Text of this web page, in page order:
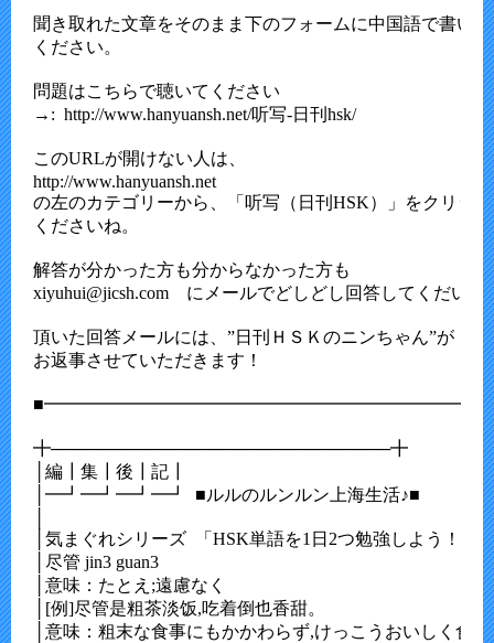
聞き取れた文章をそのまま下のフォームに中国語で書い
ください。
問題はこちらで聴いてください
→:  http://www.hanyuansh.net/听写-日刊hsk/
このURLが開けない人は、
http://www.hanyuansh.net
の左のカテゴリーから、「听写（日刊HSK）」をクリッ
くださいね。
解答が分かった方も分からなかった方も
xiyuhui@jicsh.com　にメールでどしどし回答してくだいさ
頂いた回答メールには、”日刊ＨＳＫのニンちゃん”が
お返事させていただきます！
╋────────────────────────────╋
│編┃集┃後┃記┃
│━┛━┛━┛━┛  ■ルルのルンルン上海生活♪■
│気まぐれシリーズ  「HSK単語を1日2つ勉強しよう！」
│尽管 jin3 guan3
│意味：たとえ;遠慮なく
│[例]尽管是粗茶淡饭,吃着倒也香甜。
│意味：粗末な食事にもかかわらず,けっこうおいしく食